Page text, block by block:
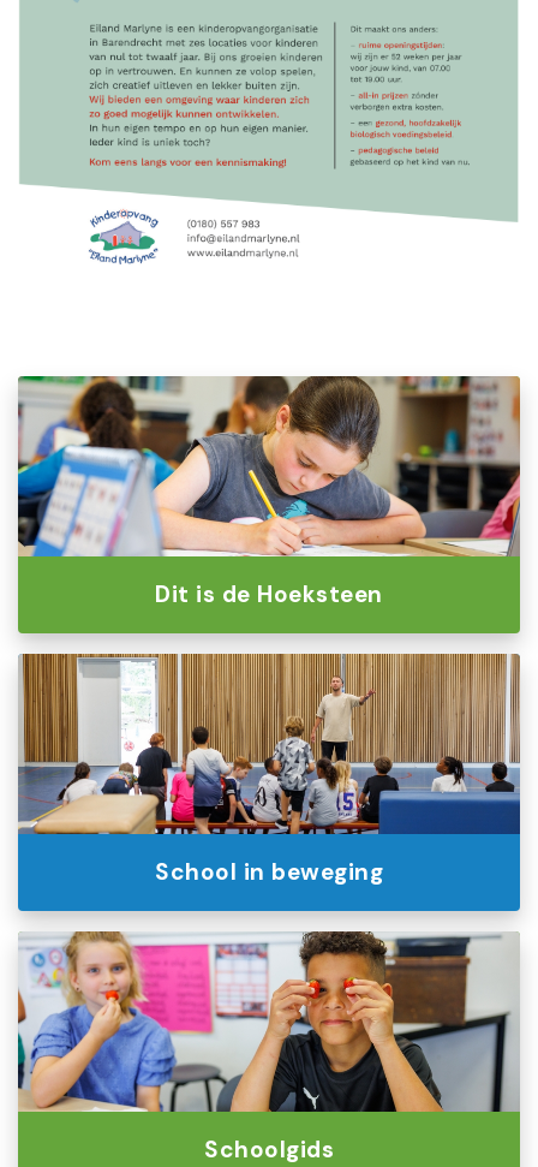
Dit is de Hoeksteen
School in beweging
Schoolgids